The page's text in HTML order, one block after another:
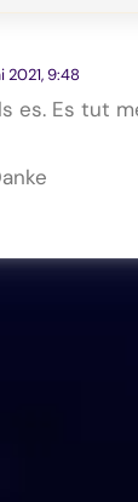
2021, 9:48
es. Es tut